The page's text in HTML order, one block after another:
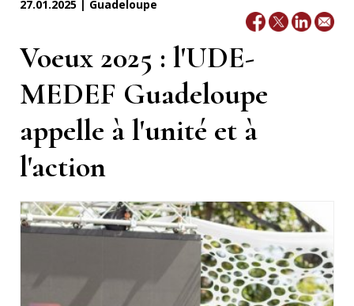
27.01.2025 | Guadeloupe
Voeux 2025 : l'UDE-
MEDEF Guadeloupe
appelle à l'unité et à
l'action